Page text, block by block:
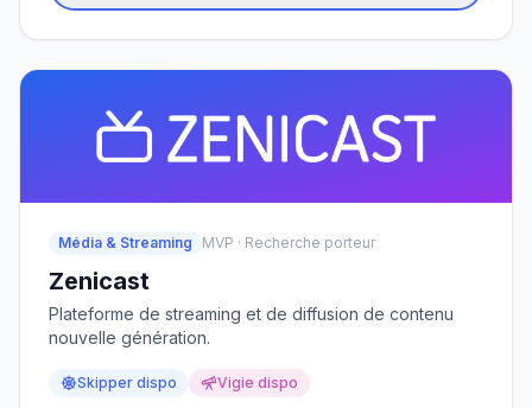
Média & Streaming MVP · Recherche porteur
Zenicast
Plateforme de streaming et de diffusion de contenu
nouvelle génération.
Skipper dispo Vigie dispo